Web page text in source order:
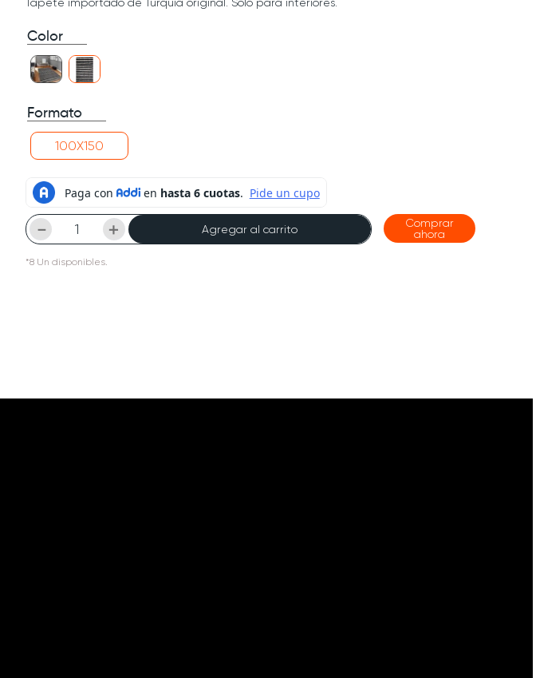
Color
Formato
100X150
＋
－ Agregar al carrito
*8 Un disponibles.
Comprar
ahora